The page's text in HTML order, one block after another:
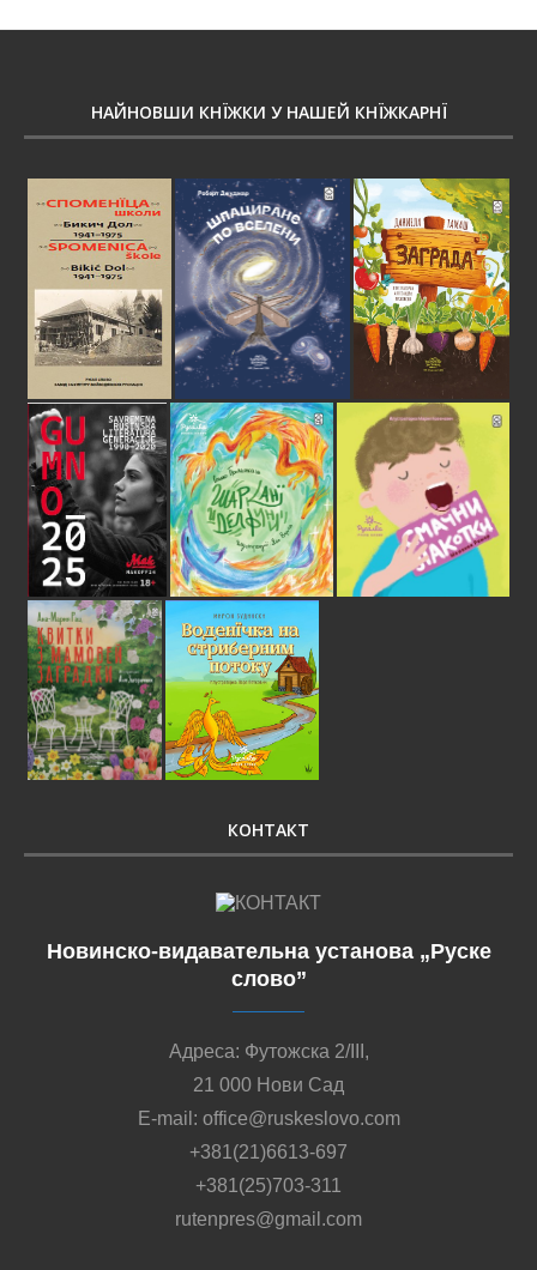
НАЙНОВШИ КНЇЖКИ У НАШЕЙ КНЇЖКАРНЇ
КОНТАКТ
Новинско-видавательна установа „Руске
слово”
Адреса: Футожска 2/III,
21 000 Нови Сад
E-mail: office@ruskeslovo.com
+381(21)6613-697
+381(25)703-311
rutenpres@gmail.com